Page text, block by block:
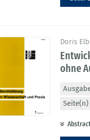
Doris
ohne
Seite(n)